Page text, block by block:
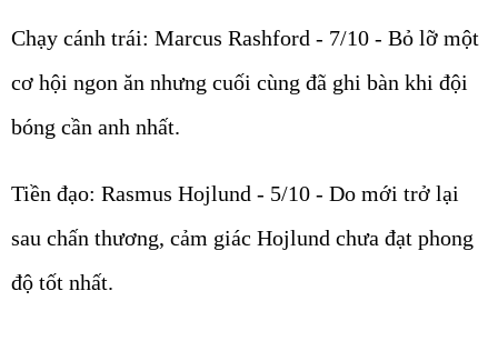
Chạy cánh trái: Marcus Rashford - 7/10 - Bỏ lỡ một
cơ hội ngon ăn nhưng cuối cùng đã ghi bàn khi đội
bóng cần anh nhất.
Tiền đạo: Rasmus Hojlund - 5/10 - Do mới trở lại
sau chấn thương, cảm giác Hojlund chưa đạt phong
độ tốt nhất.